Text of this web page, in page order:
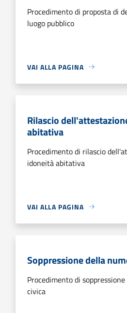
Procedimento di proposta di
luogo pubblico
VAI ALLA PAGINA
Rilascio
abitativa
Procedimento di rilascio
idoneità abitativa
VAI ALLA PAGINA
Soppressione della
Procedimento di
civica